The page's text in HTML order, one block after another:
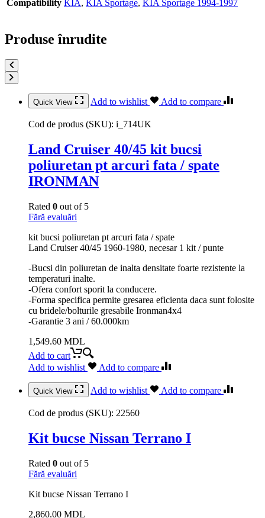
Compatibility KIA, KIA Sportage, KIA Sportage 1994-1997
Produse înrudite
Quick View Add to wishlist Add to compare
Cod de produs (SKU): i_714UK
Land Cruiser 40/45 kit bucsi
poliuretan pt arcuri fata / spate
IRONMAN
Rated 0 out of 5
Fără evaluări
kit bucsi poliuretan pt arcuri fata / spate
Land Cruiser 40/45 1960-1980, necesar 1 kit / punte
-Bucsi din poliuretan de inalta densitate foarte rezistente la
temperaturi inalte.
-Ofera confort sporit la conducere.
-Forma specifica permite gresarea eficienta daca sunt folosite
cu bridele/bolturile gresabile Ironman4x4
-Garantie 3 ani / 60.000km
1,549.60 MDL
Add to cart
Add to wishlist
Add to compare
Quick View Add to wishlist Add to compare
Cod de produs (SKU): 22560
Kit bucse Nissan Terrano I
Rated 0 out of 5
Fără evaluări
Kit bucse Nissan Terrano I
2,860.00 MDL